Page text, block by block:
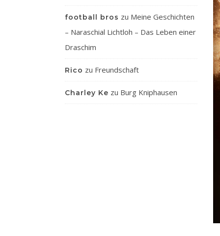
football bros zu Meine Geschichten
– Naraschial Lichtloh – Das Leben einer
Draschim
Rico zu Freundschaft
Charley Ke zu Burg Kniphausen